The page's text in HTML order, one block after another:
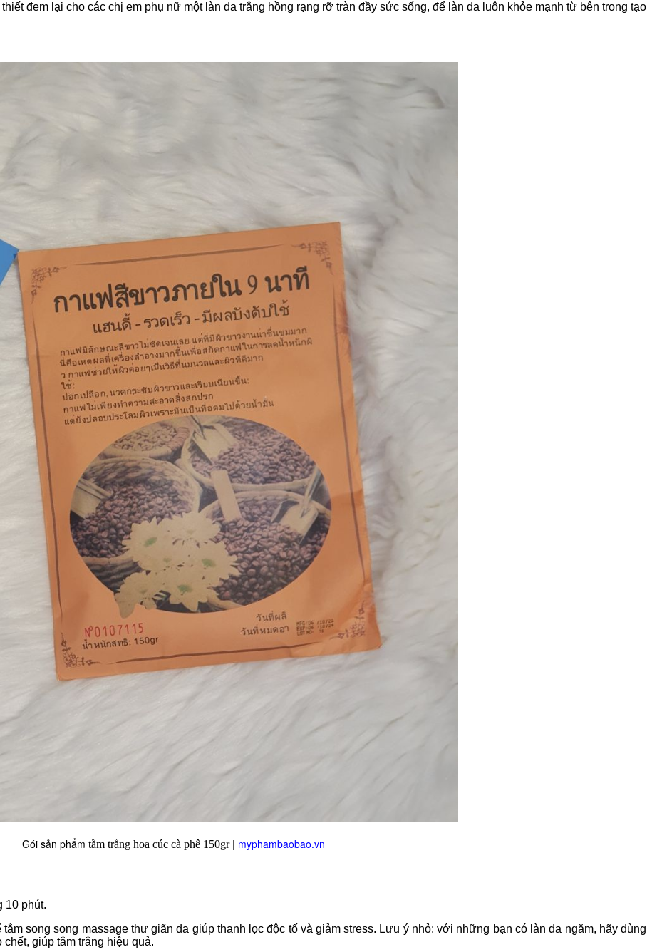
đem lại cho các chị em phụ nữ một làn da trắng hồng rạng rỡ tràn đầy sức sống, để làn da luôn khỏe mạnh từ bên trong tạo
Gói sản phẩm tắm trắng hoa cúc cà phê 150gr| myphambaobao.vn
10 phút.
song song massage thư giãn da giúp thanh lọc độc tố và giảm stress. Lưu ý nhỏ: với những bạn có làn da ngăm, hãy dùng
giúp tắm trắng hiệu quả.